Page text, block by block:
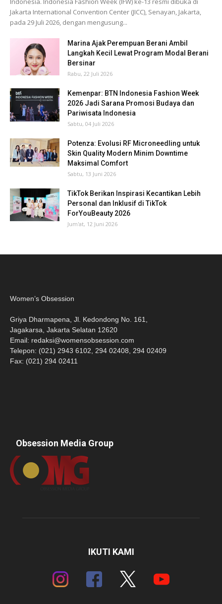
Jakarta International Convention Center (JICC), Senayan, Jakarta,
pada 29 Juli 2026, dengan mengusung...
Marina Ajak Perempuan Berani Ambil
Langkah Kecil Lewat Program Modal Berani
Bersinar
Rabu, 22 Juli 2026
Kemenpar: BTN Indonesia Fashion Week
2026 Jadi Sarana Promosi Budaya dan
Pariwisata Indonesia
Sabtu, 04 Juli 2026
Potenza: Evolusi RF Microneedling untuk
Skin Quality Modern Minim Downtime
Maksimal Comfort
Sabtu, 13 Juni 2026
TikTok Berikan Inspirasi Kecantikan Lebih
Personal dan Inklusif di TikTok
ForYouBeauty 2026
Jum'at, 12 Juni 2026
Women’s Obsession
Griya Dharmapena, Jl. Kedondong No. 161,
Jagakarsa, Jakarta Selatan 12620
Email: redaksi@womensobsession.com
Telepon: (021) 2943 6102, 294 02408, 294 02409
Fax: (021) 294 02411
Obsession Media Group
IKUTI KAMI